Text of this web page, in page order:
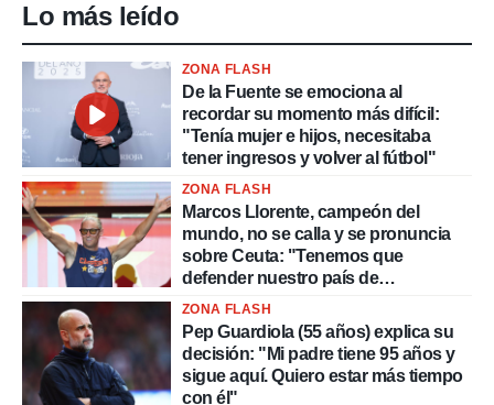
Lo más leído
ZONA FLASH
De la Fuente se emociona al
recordar su momento más difícil:
"Tenía mujer e hijos, necesitaba
tener ingresos y volver al fútbol"
ZONA FLASH
Marcos Llorente, campeón del
mundo, no se calla y se pronuncia
sobre Ceuta: "Tenemos que
defender nuestro país de
delincuentes"
ZONA FLASH
Pep Guardiola (55 años) explica su
decisión: "Mi padre tiene 95 años y
sigue aquí. Quiero estar más tiempo
con él"